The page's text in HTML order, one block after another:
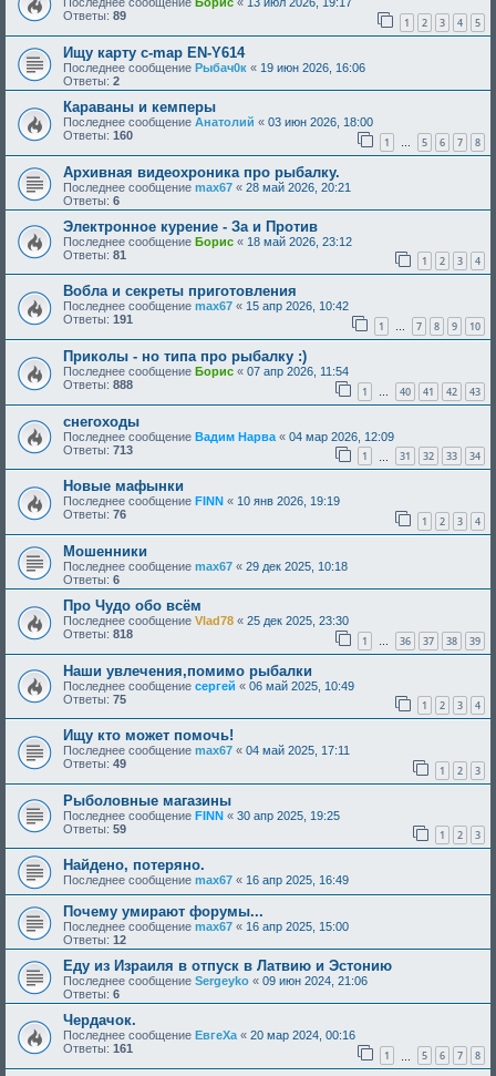
Последнее сообщение Борис « 13 июл 2026, 19:17
Ответы: 89 1 2 3 4 5
Ищу карту c-map EN-Y614
Последнее сообщение Рыбач0к « 19 июн 2026, 16:06
Ответы: 2
Караваны и кемперы
Последнее сообщение Анатолий « 03 июн 2026, 18:00
Ответы: 160 1 … 5 6 7 8
Архивная видеохроника про рыбалку.
Последнее сообщение max67 « 28 май 2026, 20:21
Ответы: 6
Электронное курение - За и Против
Последнее сообщение Борис « 18 май 2026, 23:12
Ответы: 81 1 2 3 4
Вобла и секреты приготовления
Последнее сообщение max67 « 15 апр 2026, 10:42
Ответы: 191 1 … 7 8 9 10
Приколы - но типа про рыбалку :)
Последнее сообщение Борис « 07 апр 2026, 11:54
Ответы: 888 1 … 40 41 42 43
снегоходы
Последнее сообщение Вадим Нарва « 04 мар 2026, 12:09
Ответы: 713 1 31 32 33 34
Новые мафынки
Последнее сообщение FINN « 10 янв 2026, 19:19
Ответы: 76 1 2 3 4
Мошенники
Последнее сообщение max67 « 29 дек 2025, 10:18
Ответы: 6
Про Чудо обо всём
Последнее сообщение Vlad78 « 25 дек 2025, 23:30
Ответы: 818 1 36 37 38 39
Наши увлечения,помимо рыбалки
Последнее сообщение сергей « 06 май 2025, 10:49
Ответы: 75 1 2 3 4
Ищу кто может помочь!
Последнее сообщение max67 « 04 май 2025, 17:11
Ответы: 49 1 2 3
Рыболовные магазины
Последнее сообщение FINN « 30 апр 2025, 19:25
Ответы: 59 1 2 3
Найдено, потеряно.
Последнее сообщение max67 « 16 апр 2025, 16:49
Почему умирают форумы...
Последнее сообщение max67 « 16 апр 2025, 15:00
Ответы: 12
Еду из Израиля в отпуск в Латвию и Эстонию
Последнее сообщение Sergeyko « 09 июн 2024, 21:06
Ответы: 6
Чердачок.
Последнее сообщение ЕвгеХа« 20 мар 2024, 00:16
Ответы: 161 1 5 6 7 8